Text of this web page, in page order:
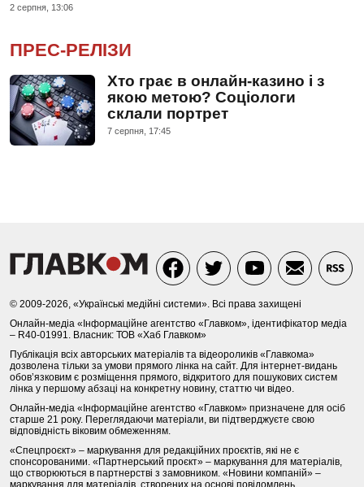
2 серпня, 13:06
ПРЕС-РЕЛІЗИ
Хто грає в онлайн-казино і з
якою метою? Соціологи
склали портрет
7 серпня, 17:45
© 2009-2026, «Українські медійні системи». Всі права захищені
Онлайн-медіа «Інформаційне агентство «Главком», ідентифікатор медіа
– R40-01991. Власник: ТОВ «Хаб Главком»
Публікація всіх авторських матеріалів та відеороликів «Главкома»
дозволена тільки за умови прямого лінка на сайт. Для інтернет-видань
обов’язковим є розміщення прямого, відкритого для пошукових систем
лінка у першому абзаці на конкретну новину, статтю чи відео.
Онлайн-медіа «Інформаційне агентство «Главком» призначене для осіб
старше 21 року. Переглядаючи матеріали, ви підтверджуєте свою
відповідність віковим обмеженням.
«Спецпроєкт» – маркування для редакційних проєктів, які не є
спонсорованими. «Партнерський проєкт» – маркування для матеріалів,
що створюються в партнерстві з замовником. «Новини компаній» –
маркування для матеріалів, створених на основі повідомлень,